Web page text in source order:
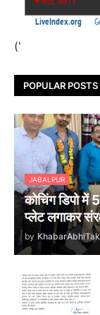
('
POPULAR POSTS
JABALPUR
कोचिंग डिपो
प्लेट लगाकर
by KhabarAbhiTak